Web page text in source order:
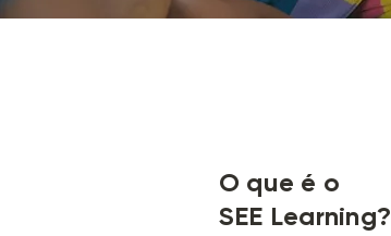
O que é o
SEE Learning?